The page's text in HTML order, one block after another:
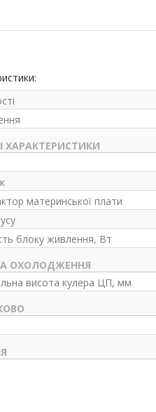
ХАРАКТЕРИСТИКИ
материнської плати
блоку живлення, Вт
ОХОЛОДЖЕННЯ
висота кулера ЦП, мм